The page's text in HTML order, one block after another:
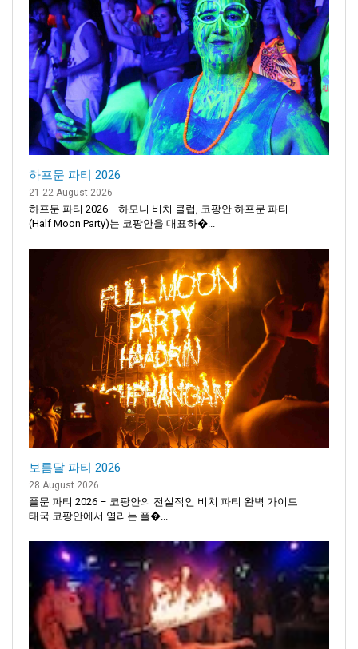
하프문 파티 2026
21-22 August 2026
하프문 파티 2026｜하모니 비치 클럽, 코팡안 하프문 파티
(Half Moon Party)는 코팡안을 대표하�...
보름달 파티 2026
28 August 2026
풀문 파티 2026 – 코팡안의 전설적인 비치 파티 완벽 가이드
태국 코팡안에서 열리는 풀�...